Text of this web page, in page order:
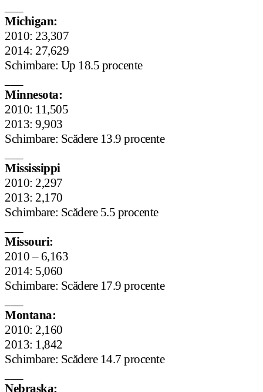
Michigan:
2010: 23,307
2014: 27,629
Schimbare: Up 18.5 procente
Minnesota:
2010: 11,505
2013: 9,903
Schimbare: Scădere 13.9 procente
Mississippi
2010: 2,297
2013: 2,170
Schimbare: Scădere 5.5 procente
Missouri:
2010 – 6,163
2014: 5,060
Schimbare: Scădere 17.9 procente
Montana:
2010: 2,160
2013: 1,842
Schimbare: Scădere 14.7 procente
Nebraska: